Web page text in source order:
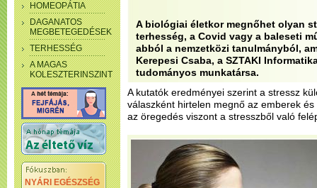
HOMEOPÁTIA
DAGANATOS
MEGBETEGEDÉSEK
TERHESSÉG
A MAGAS
KOLESZTERINSZINT
NYÁRI EGÉSZSÉG
A biológiai életkor megnőhet olyan
terhesség, a Covid vagy a baleseti
abból a nemzetközi tanulmányból,
Kerepesi Csaba, a SZTAKI
tudományos munkatársa.
A kutatók eredményei szerint a stressz
válaszként hirtelen megnő az emberek
az öregedés viszont a stresszből való